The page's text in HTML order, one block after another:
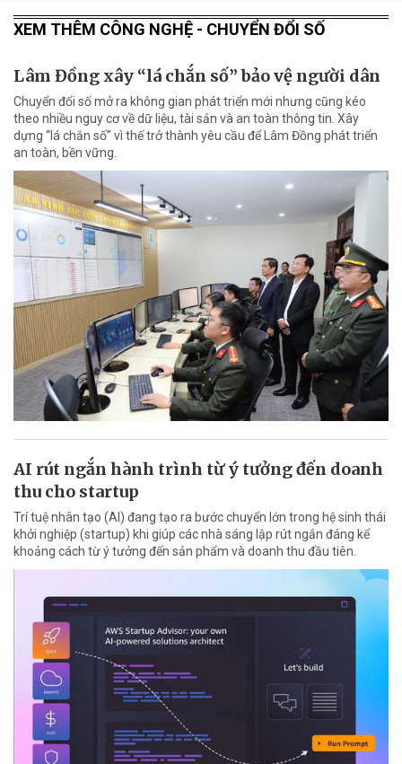
XEM THÊM CÔNG NGHỆ - CHUYỂN ĐỔI SỐ
Lâm Đồng xây “lá chắn số” bảo vệ người dân
Chuyển đổi số mở ra không gian phát triển mới nhưng cũng kéo
theo nhiều nguy cơ về dữ liệu, tài sản và an toàn thông tin. Xây
dựng “lá chắn số” vì thế trở thành yêu cầu để Lâm Đồng phát triển
an toàn, bền vững.
AI rút ngắn hành trình từ ý tưởng đến doanh
thu cho startup
Trí tuệ nhân tạo (AI) đang tạo ra bước chuyển lớn trong hệ sinh thái
khởi nghiệp (startup) khi giúp các nhà sáng lập rút ngắn đáng kể
khoảng cách từ ý tưởng đến sản phẩm và doanh thu đầu tiên.